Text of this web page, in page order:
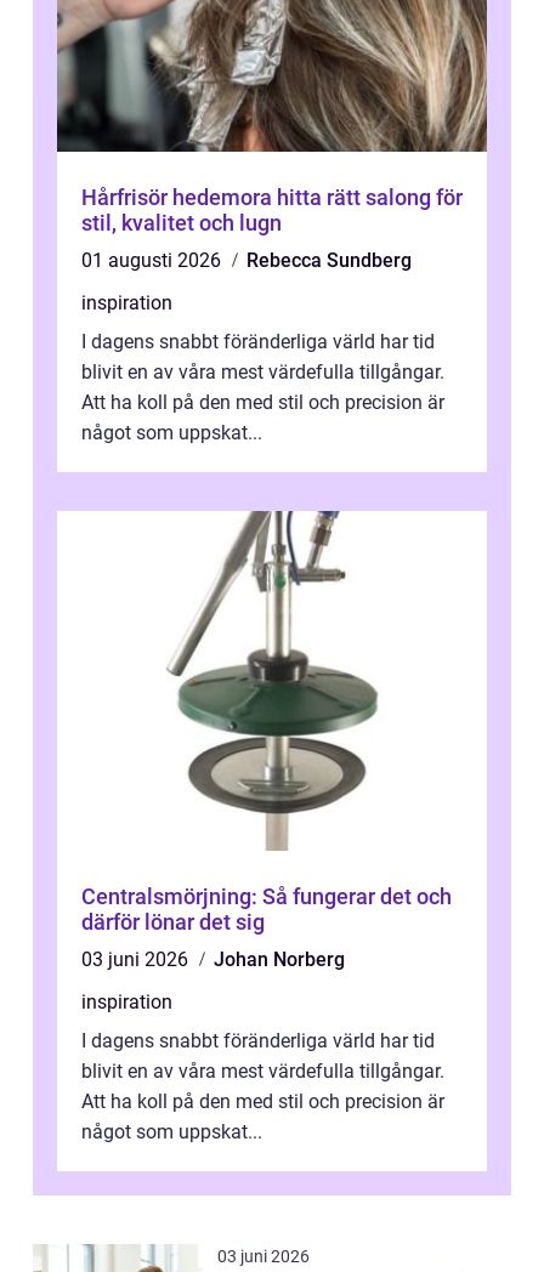
Hårfrisör hedemora hitta rätt salong för
stil, kvalitet och lugn
01 augusti 2026
Rebecca Sundberg
inspiration
I dagens snabbt föränderliga värld har tid
blivit en av våra mest värdefulla tillgångar.
Att ha koll på den med stil och precision är
något som uppskat...
Centralsmörjning: Så fungerar det och
därför lönar det sig
03 juni 2026
Johan Norberg
inspiration
I dagens snabbt föränderliga värld har tid
blivit en av våra mest värdefulla tillgångar.
Att ha koll på den med stil och precision är
något som uppskat...
03 juni 2026